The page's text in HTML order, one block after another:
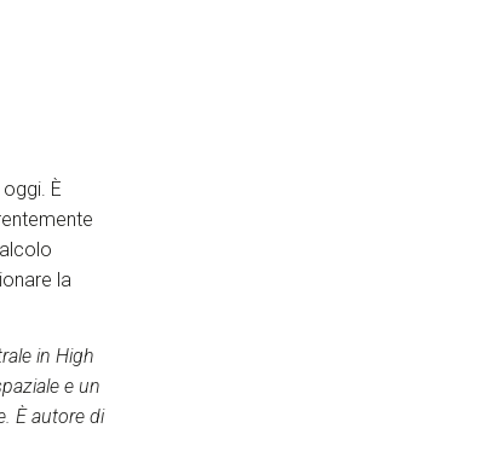
È
la
in High
e un
È autore di